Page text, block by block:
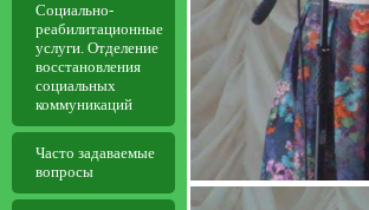
Социально-
реабилитационные
услуги. Отделение
восстановления
социальных
коммуникаций
Часто задаваемые
вопросы